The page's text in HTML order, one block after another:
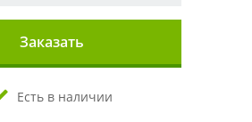
Заказать
Есть в наличии